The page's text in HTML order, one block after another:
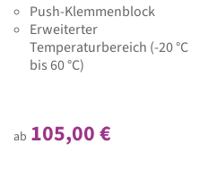
Push-Klemmenblock
Erweiterter
Temperaturbereich (-20 °C
bis 60 °C)
ab 105,00 €